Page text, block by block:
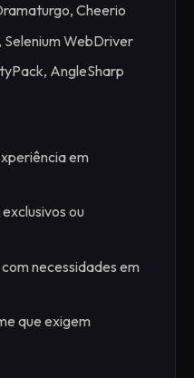
Cheerio
Selenium WebDriver
AngleSharp
em
ou
necessidades em
que exigem